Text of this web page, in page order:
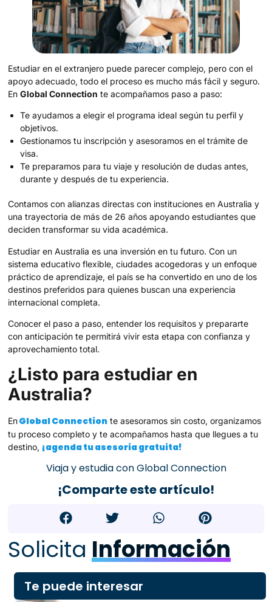
Estudiar en el extranjero puede parecer complejo, pero con el
apoyo adecuado, todo el proceso es mucho más fácil y seguro.
EnGlobal Connection te acompañamos paso a paso:
Te ayudamos a elegir el programa ideal según tu perfil y
objetivos.
Gestionamos tu inscripción y asesoramos en el trámite de
visa.
Te preparamos para tu viaje y resolución de dudas antes,
durante y después de tu experiencia.
Contamos con alianzas directas con instituciones en Australia y
una trayectoria de más de 26 años apoyando estudiantes que
deciden transformar su vida académica.
Estudiar en Australia es una inversión en tu futuro. Con un
sistema educativo flexible, ciudades acogedoras y un enfoque
práctico de aprendizaje, el país se ha convertido en uno de los
destinos preferidos para quienes buscan una experiencia
internacional completa.
Conocer el paso a paso, entender los requisitos y prepararte
con anticipación te permitirá vivir esta etapa con confianza y
aprovechamiento total.
¿Listo para estudiar en
Australia?
EnGlobal Connection te asesoramos sin costo, organizamos
tu proceso completo y te acompañamos hasta que llegues a tu
destino, ¡agenda tu asesoría gratuita!
Viaja y estudia con Global Connection
¡Comparte este artículo!
Solicita Información
Te puede interesar